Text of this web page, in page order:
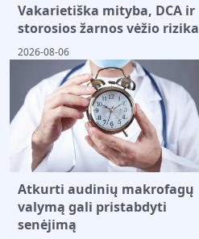
Vakarietiška mityba, DCA ir
storosios žarnos vėžio rizika
2026-08-06
Atkurti audinių makrofagų
valymą gali pristabdyti
senėjimą